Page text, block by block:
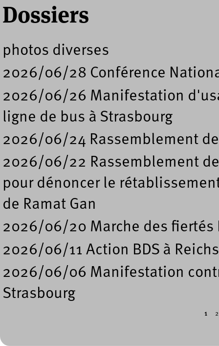
Dossiers
photos diverses
2026/06/28 Conférence
2026/06/26 Manifestation
ligne de bus à Strasbourg
2026/06/24 Rassemblement
2026/06/22 Rassemblement
pour dénoncer le
de Ramat Gan
2026/06/20 Marche des fiertés
2026/06/11 Action BDS à
2026/06/06 Manifestation
Strasbourg
1 2